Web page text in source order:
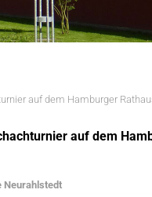
auf dem Hamburger
auf dem
Neurahlstedt